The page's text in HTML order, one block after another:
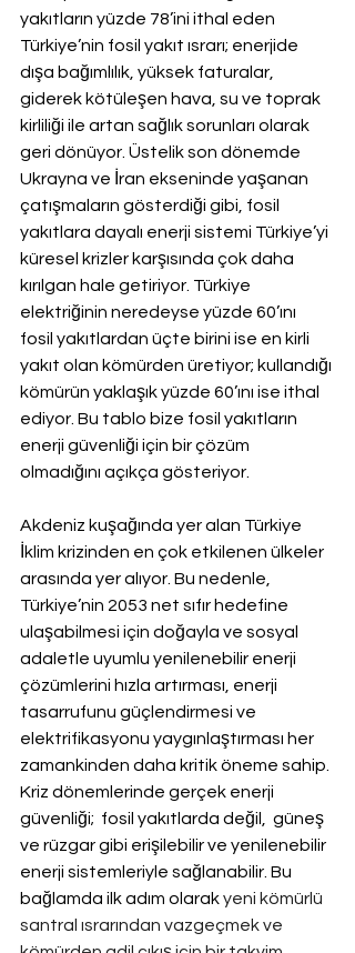
yakıtların yüzde 78’ini ithal eden
Türkiye’nin fosil yakıt ısrarı; enerjide
dışa bağımlılık, yüksek faturalar,
giderek kötüleşen hava, su ve toprak
kirliliği ile artan sağlık sorunları olarak
geri dönüyor. Üstelik son dönemde
Ukrayna ve İran ekseninde yaşanan
çatışmaların gösterdiği gibi, fosil
yakıtlara dayalı enerji sistemi Türkiye’yi
küresel krizler karşısında çok daha
kırılgan hale getiriyor. Türkiye
elektriğinin neredeyse yüzde 60’ını
fosil yakıtlardan üçte birini ise en kirli
yakıt olan kömürden üretiyor; kullandığı
kömürün yaklaşık yüzde 60’ını ise ithal
ediyor. Bu tablo bize fosil yakıtların
enerji güvenliği için bir çözüm
olmadığını açıkça gösteriyor.
Akdeniz kuşağında yer alan Türkiye
İklim krizinden en çok etkilenen ülkeler
arasında yer alıyor. Bu nedenle,
Türkiye’nin 2053 net sıfır hedefine
ulaşabilmesi için doğayla ve sosyal
adaletle uyumlu yenilenebilir enerji
çözümlerini hızla artırması, enerji
tasarrufunu güçlendirmesi ve
elektrifikasyonu yaygınlaştırması her
zamankinden daha kritik öneme sahip.
Kriz dönemlerinde gerçek enerji
güvenliği;  fosil yakıtlarda değil,  güneş
ve rüzgar gibi erişilebilir ve yenilenebilir
enerji sistemleriyle sağlanabilir. Bu
bağlamda ilk adım olarak yeni kömürlü
santral ısrarından vazgeçmek ve